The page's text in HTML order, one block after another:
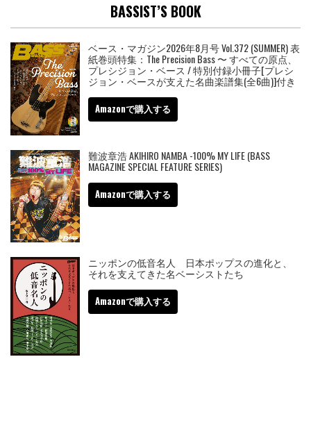
BASSIST’S BOOK
ベース・マガジン2026年8月号 Vol.372 (SUMMER) 表
紙巻頭特集：The Precision Bass 〜 すべての原点、
プレシジョン・ベース / 特別付録小冊子[プレシ
ジョン・ベースが支えた名曲楽譜集(全6曲)]付き
Amazonで購入する
難波章浩 AKIHIRO NAMBA -100% MY LIFE (BASS
MAGAZINE SPECIAL FEATURE SERIES)
Amazonで購入する
ニッポンの低音名人 日本ポップスの進化と、
それを支えてきた名ベーシストたち
Amazonで購入する